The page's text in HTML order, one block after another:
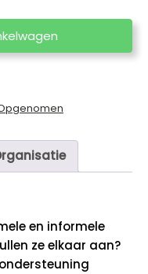
en informele
ze elkaar aan?